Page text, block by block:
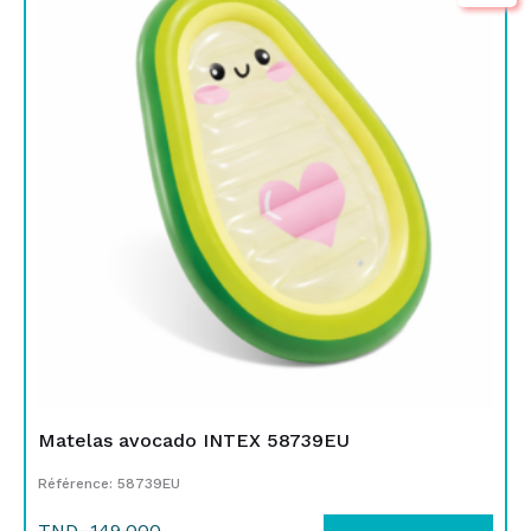
Matelas avocado INTEX 58739EU
Référence: 58739EU
initial
était :
TND
149,000.
actuel
est :
TND
115,000.